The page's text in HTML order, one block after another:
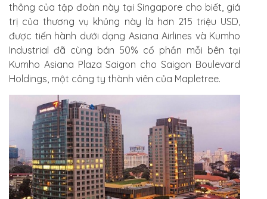
thông của tập đoàn này tại Singapore cho biết, giá
trị của thương vụ khủng này là hơn 215 triệu USD,
được tiến hành dưới dạng Asiana Airlines và Kumho
Industrial đã cùng bán 50% cổ phần mỗi bên tại
Kumho Asiana Plaza Saigon cho Saigon Boulevard
Holdings, một công ty thành viên của Mapletree.